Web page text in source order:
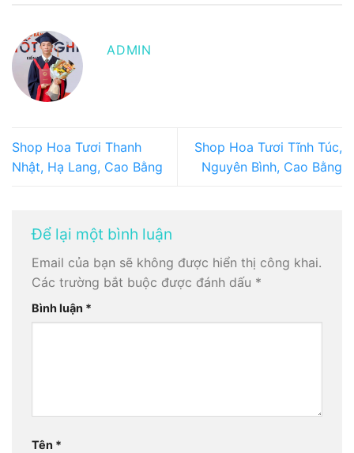
ADMIN
Shop Hoa Tươi Thanh
Nhật, Hạ Lang, Cao Bằng
Shop Hoa Tươi Tĩnh Túc,
Nguyên Bình, Cao Bằng
Để lại một bình luận
Email của bạn sẽ không được hiển thị công khai.
Các trường bắt buộc được đánh dấu *
Bình luận *
Tên *